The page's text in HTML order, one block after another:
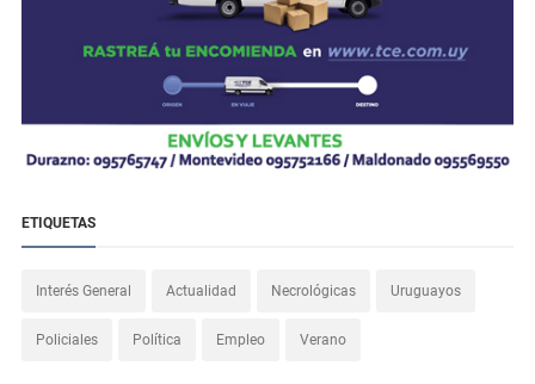
ETIQUETAS
Interés General Actualidad Necrológicas Uruguayos
Policiales Política Empleo Verano